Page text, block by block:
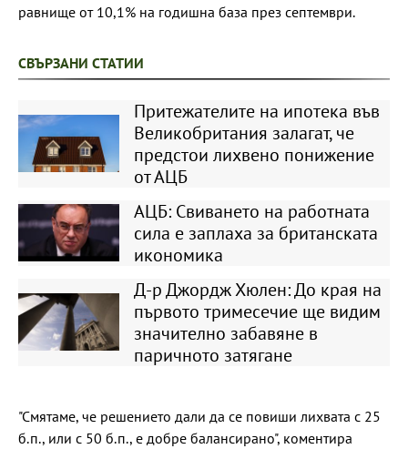
равнище от 10,1% на годишна база през септември.
СВЪРЗАНИ СТАТИИ
Притежателите на ипотека във
Великобритания залагат, че
предстои лихвено понижение
от АЦБ
АЦБ: Свиването на работната
сила е заплаха за британската
икономика
Д-р Джордж Хюлен: До края на
първото тримесечие ще видим
значително забавяне в
паричното затягане
"Смятаме, че решението дали да се повиши лихвата с 25
б.п., или с 50 б.п., е добре балансирано", коментира